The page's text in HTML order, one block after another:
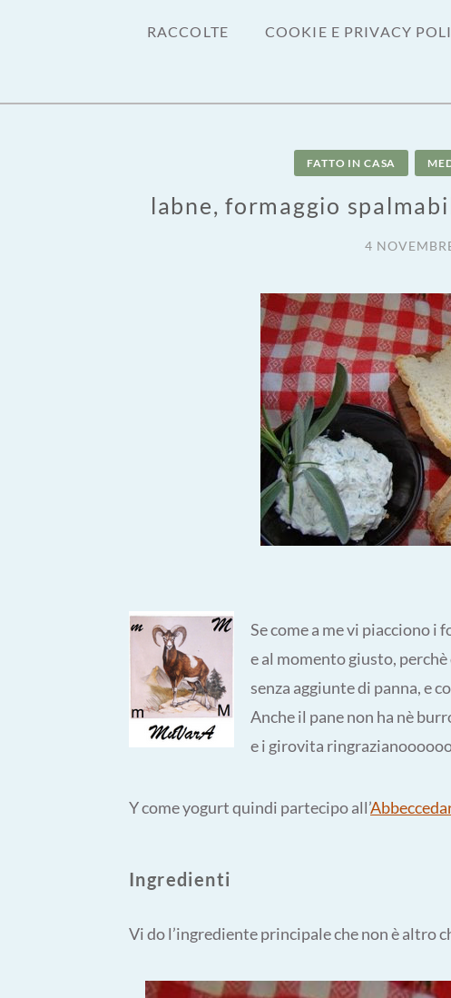
RACCOLTE COOKIE E PRIVACY
FATTO IN CASA
labne, formaggio
4
Se come a me vi piacciono
e al momento giusto,
senza aggiunte di panna, e
Anche il pane non ha nè
e i girovita
Y come yogurt quindi partecipo all’
Ingredienti
Vi do l’ingrediente principale che non è altro